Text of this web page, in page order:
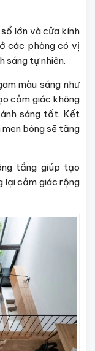
lớn và cửa kính
các phòng có vị
sáng tự nhiên.
màu sáng như
cảm giác không
sáng tốt. Kết
bóng sẽ tăng
tầng giúp tạo
lại cảm giác rộng